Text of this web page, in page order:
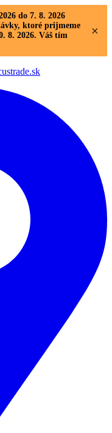
do 7. 8. 2026
ktoré prijmeme
8. 2026. Váš tím
×